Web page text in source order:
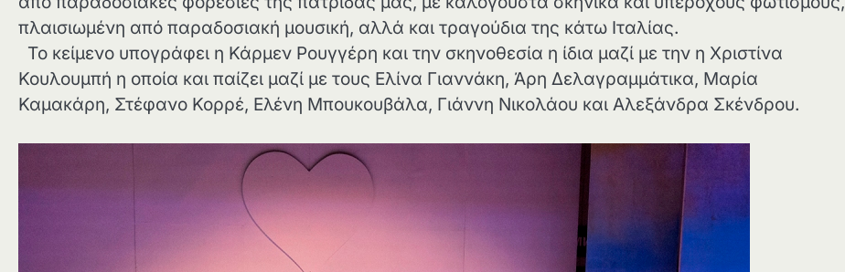
πλαισιωμένη από παραδοσιακή μουσική, αλλά και τραγούδια της κάτω Ιταλίας.
Το κείμενο υπογράφει η Κάρμεν Ρουγγέρη και την σκηνοθεσία η ίδια μαζί με την η Χριστίνα
Κουλουμπή η οποία και παίζει μαζί με τους Ελίνα Γιαννάκη, Άρη Δελαγραμμάτικα, Μαρία
Καμακάρη, Στέφανο Κορρέ, Ελένη Μπουκουβάλα, Γιάννη Νικολάου και Αλεξάνδρα Σκένδρου.